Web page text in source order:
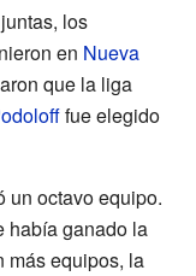
los
en Nueva
que la liga
fue elegido
un octavo equipo.
había ganado la
más equipos, la